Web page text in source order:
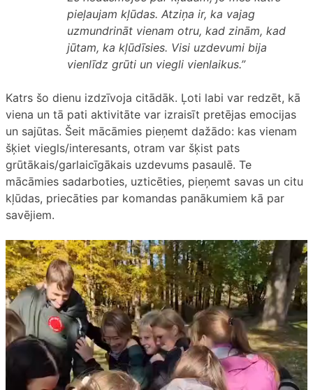
pieļaujam kļūdas. Atziņa ir, ka vajag
uzmundrināt vienam otru, kad zinām, kad
jūtam, ka kļūdīsies. Visi uzdevumi bija
vienlīdz grūti un viegli vienlaikus.”
Katrs šo dienu izdzīvoja citādāk. Ļoti labi var redzēt, kā
viena un tā pati aktivitāte var izraisīt pretējas emocijas
un sajūtas. Šeit mācāmies pieņemt dažādo: kas vienam
šķiet viegls/interesants, otram var šķist pats
grūtākais/garlaicīgākais uzdevums pasaulē. Te
mācāmies sadarboties, uzticēties, pieņemt savas un citu
kļūdas, priecāties par komandas panākumiem kā par
savējiem.